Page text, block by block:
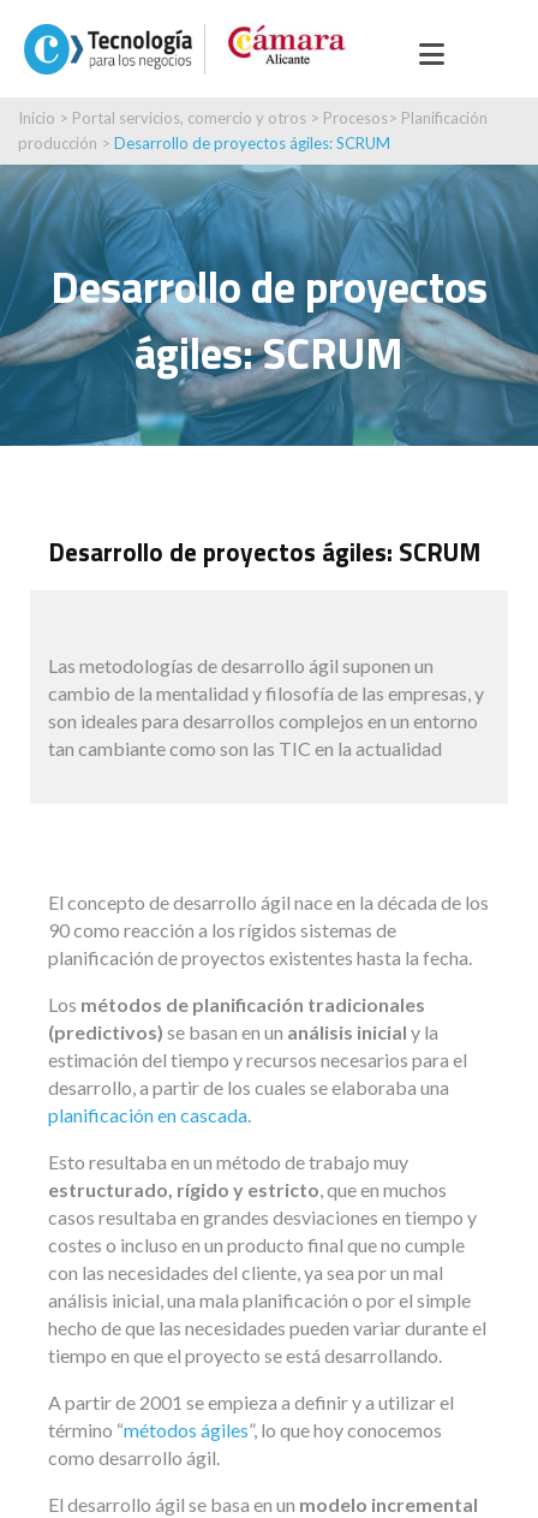
Inicio > Portal servicios, comercio y otros > Procesos> Planificación
producción > Desarrollo de proyectos ágiles: SCRUM
Desarrollo de proyectos
ágiles: SCRUM
Desarrollo de proyectos ágiles: SCRUM
Las metodologías de desarrollo ágil suponen un
cambio de la mentalidad y filosofía de las empresas, y
son ideales para desarrollos complejos en un entorno
tan cambiante como son las TIC en la actualidad
El concepto de desarrollo ágil nace en la década de los
90 como reacción a los rígidos sistemas de
planificación de proyectos existentes hasta la fecha.
Los métodos de planificación tradicionales
(predictivos) se basan en un análisis inicial y la
estimación del tiempo y recursos necesarios para el
desarrollo, a partir de los cuales se elaboraba una
planificación en cascada.
Esto resultaba en un método de trabajo muy
estructurado, rígido y estricto, que en muchos
casos resultaba en grandes desviaciones en tiempo y
costes o incluso en un producto final que no cumple
con las necesidades del cliente, ya sea por un mal
análisis inicial, una mala planificación o por el simple
hecho de que las necesidades pueden variar durante el
tiempo en que el proyecto se está desarrollando.
A partir de 2001 se empieza a definir y a utilizar el
término “métodos ágiles”, lo que hoy conocemos
como desarrollo ágil.
El desarrollo ágil se basa en un modelo incremental